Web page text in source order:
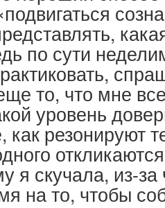
по сути
то, что мне
уровень
как резонируют
я скучала, из-за
на то, чтобы